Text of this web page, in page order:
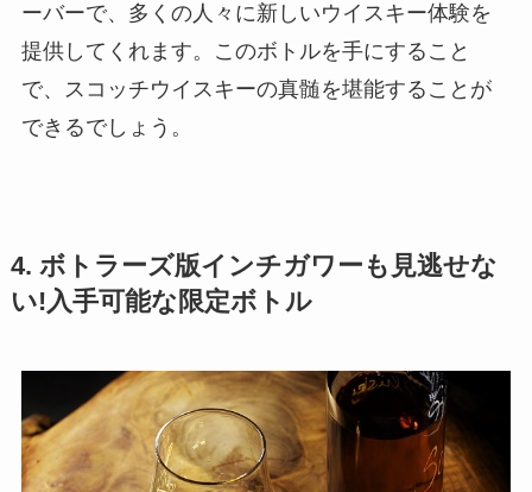
ーバーで、多くの人々に新しいウイスキー体験を
提供してくれます。このボトルを手にすること
で、スコッチウイスキーの真髄を堪能することが
できるでしょう。
4. ボトラーズ版インチガワーも見逃せな
い!入手可能な限定ボトル